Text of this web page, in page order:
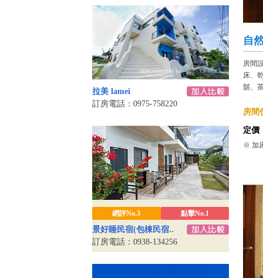
拉美 lamei
訂房電話：0975-758220
網評No.3 點擊No.1
景好睡民宿(包棟民宿..
訂房電話：0938-134256
自
房間
床、
鬍、
房間
定價
※ 加